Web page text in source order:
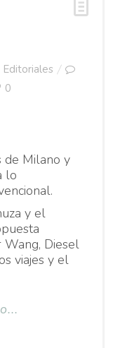
Editoriales
0
de Milano y
lo
y el
Diesel
viajes y el